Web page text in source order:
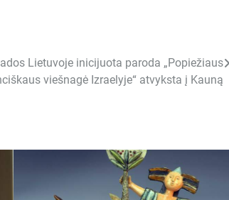
Lietuvoje inicijuota paroda „Popiežiaus
viešnagė Izraelyje“ atvyksta į Kauną